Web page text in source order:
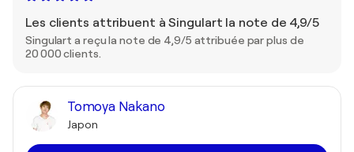
Les clients attribuent à Singulart la note de 4,9/5
Singulart a reçu la note de 4,9/5 attribuée par plus de
20 000 clients.
Tomoya Nakano
Japon